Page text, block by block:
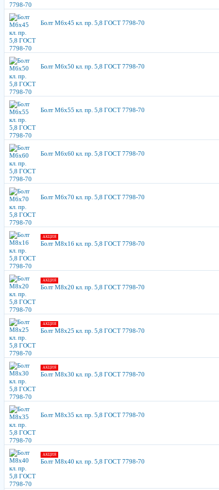
Болт М6х45 кл. пр. 5,8 ГОСТ 7798-70
Болт М6х50 кл. пр. 5,8 ГОСТ 7798-70
Болт М6х55 кл. пр. 5,8 ГОСТ 7798-70
Болт М6х60 кл. пр. 5,8 ГОСТ 7798-70
Болт М6х70 кл. пр. 5,8 ГОСТ 7798-70
АКЦИЯ
Болт М8х16 кл. пр. 5,8 ГОСТ 7798-70
АКЦИЯ
Болт М8х20 кл. пр. 5,8 ГОСТ 7798-70
АКЦИЯ
Болт М8х25 кл. пр. 5,8 ГОСТ 7798-70
АКЦИЯ
Болт М8х30 кл. пр. 5,8 ГОСТ 7798-70
Болт М8х35 кл. пр. 5,8 ГОСТ 7798-70
АКЦИЯ
Болт М8х40 кл. пр. 5,8 ГОСТ 7798-70